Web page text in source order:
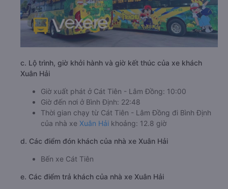
c. Lộ trình, giờ khởi hành và giờ kết thúc của xe khách
Xuân Hải
Giờ xuất phát ở Cát Tiên - Lâm Đồng: 10:00
Giờ đến nơi ở Bình Định: 22:48
Thời gian chạy từ Cát Tiên - Lâm Đồng đi Bình Định
của nhà xe Xuân Hải khoảng: 12.8 giờ
d. Các điểm đón khách của nhà xe Xuân Hải
Bến xe Cát Tiên
e. Các điểm trả khách của nhà xe Xuân Hải